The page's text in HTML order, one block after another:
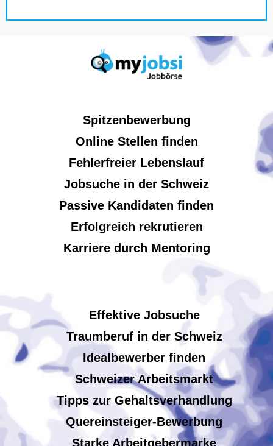
Spitzenbewerbung
Online Stellen finden
Fehlerfreier Lebenslauf
Jobsuche in der Schweiz
Passive Kandidaten finden
Erfolgreich rekrutieren
Karriere durch Mentoring
Effektive Jobsuche
Traumberuf in der Schweiz
Idealbewerber finden
Schweizer Arbeitsmarkt
Tipps zur Gehaltsverhandlung
Quereinsteiger-Bewerbung
Starke Arbeitgebermarke